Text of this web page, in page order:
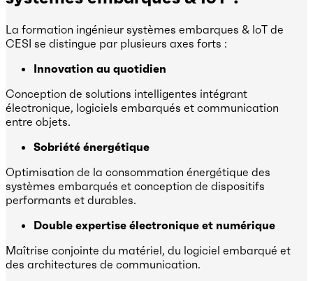
La formation ingénieur systèmes embarques & IoT de
CESI se distingue par plusieurs axes forts :
Innovation au quotidien
Conception de solutions intelligentes intégrant
électronique, logiciels embarqués et communication
entre objets.
Sobriété énergétique
Optimisation de la consommation énergétique des
systèmes embarqués et conception de dispositifs
performants et durables.
Double expertise électronique et numérique
Maîtrise conjointe du matériel, du logiciel embarqué et
des architectures de communication.